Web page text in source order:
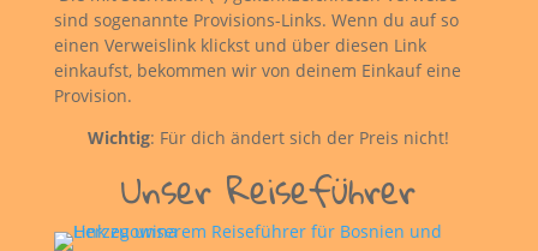
sind sogenannte Provisions-Links. Wenn du auf so
einen Verweislink klickst und über diesen Link
einkaufst, bekommen wir von deinem Einkauf eine
Provision.
Wichtig: Für dich ändert sich der Preis nicht!
Unser Reiseführer